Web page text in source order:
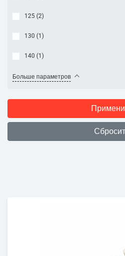
125 (2)
130 (1 )
140 (1 )
Больше параметров